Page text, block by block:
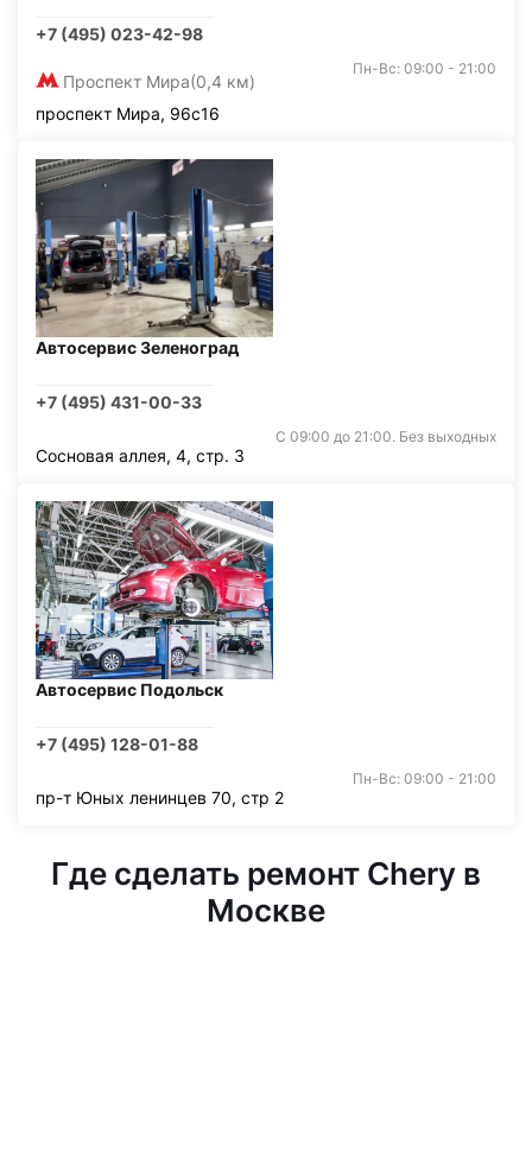
+7 (495) 023-42-98
Проспект Мира(0,4 км)
Пн-Вс: 09:00 - 21:00
проспект Мира, 96с16
Автосервис Зеленоград
+7 (495) 431-00-33
С 09:00 до 21:00. Без выходных
Сосновая аллея, 4, стр. 3
Автосервис Подольск
+7 (495) 128-01-88
Пн-Вс: 09:00 - 21:00
пр-т Юных ленинцев 70, стр 2
Где сделать ремонт Chery в
Москве